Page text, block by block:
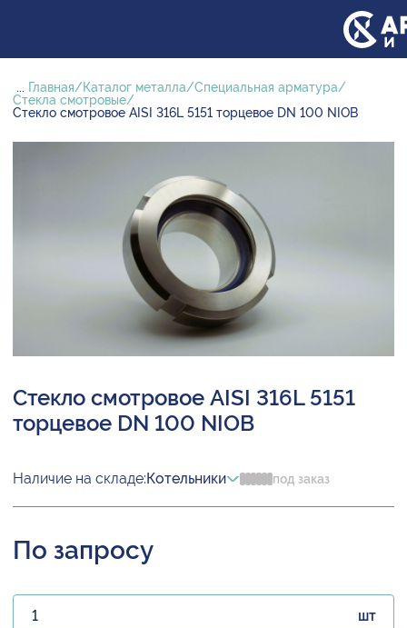
... Главная Каталог металла
Специальная арматура
Стекла смотровые
Стекло смотровое AISI 316L 5151 торцевое DN 100 NIOB
Стекло смотровое AISI 316L 5151
торцевое DN 100 NIOB
Наличие на складе:Котельники под заказ
По запросу
шт